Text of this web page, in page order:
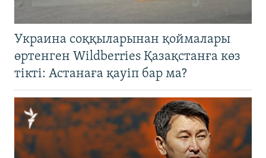
Украина соққыларынан қоймалары
өртенген Wildberries Қазақстанға көз
тікті: Астанаға қауіп бар ма?